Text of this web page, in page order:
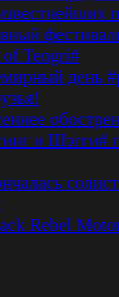
Tengri#
день
и Шэгги#
Rebel